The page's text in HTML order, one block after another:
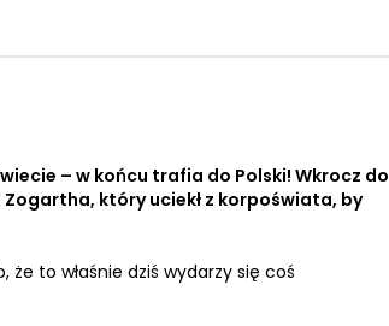
– w końcu trafia do Polski! Wkrocz do
który uciekł z korpoświata, by
że to właśnie dziś wydarzy się coś